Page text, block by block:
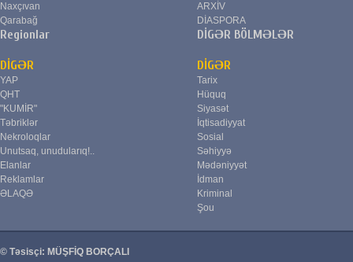
Naxçıvan
Qarabağ
Regionlar
ARXİV
DİASPORA
DİGƏR BÖLMƏLƏR
DİGƏR
YAP
QHT
"KUMİR"
Təbriklər
Nekroloqlar
Unutsaq, unudularıq!..
Elanlar
Reklamlar
ƏLAQƏ
DİGƏR
Tarix
Hüquq
Siyasət
İqtisadiyyat
Sosial
Səhiyyə
Mədəniyyət
İdman
Kriminal
Şou
© Təsisçi: MÜŞFİQ BORÇALI